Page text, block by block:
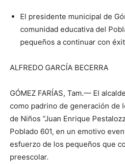
El presidente municipal de
comunidad educativa del
pequeños a continuar con
ALFREDO GARCÍA BECERRA
GÓMEZ FARÍAS, Tam.— El
como padrino de generación de
de Niños “Juan Enrique
Poblado 601, en un emotivo
esfuerzo de los pequeños que
preescolar.